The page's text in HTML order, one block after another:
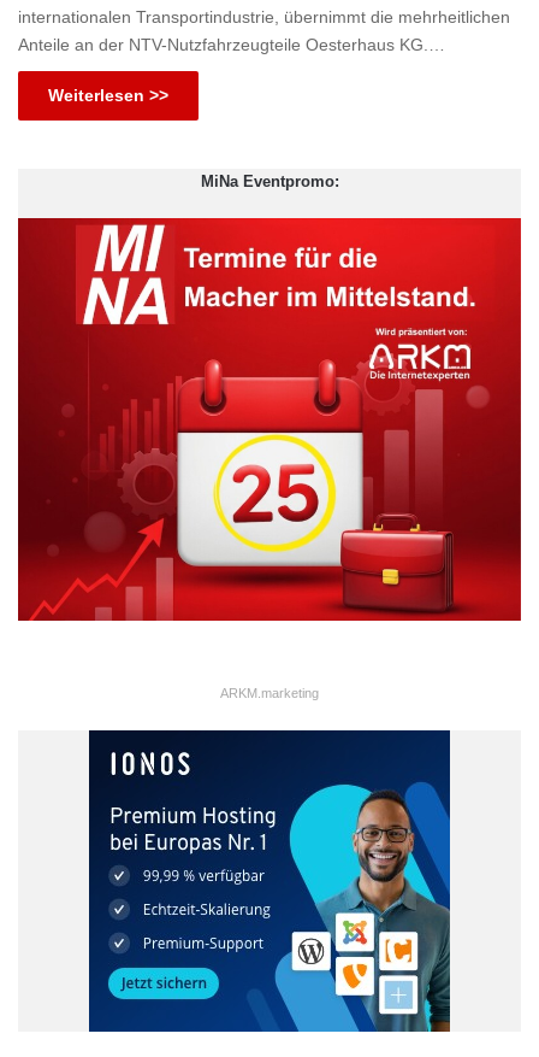
internationalen Transportindustrie, übernimmt die mehrheitlichen
Anteile an der NTV-Nutzfahrzeugteile Oesterhaus KG.…
Weiterlesen >>
MiNa Eventpromo:
ARKM.marketing